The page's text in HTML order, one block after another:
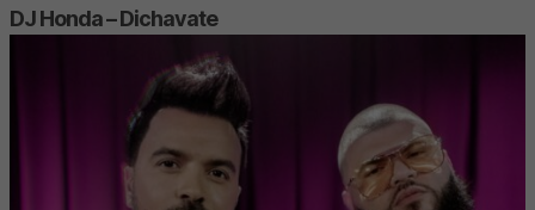
DJ Honda – Dichavate